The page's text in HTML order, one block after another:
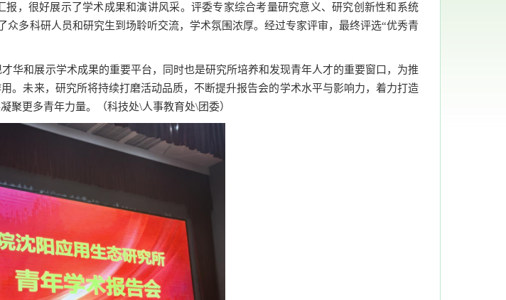
，很好展示了学术成果和演讲风采。评委专家综合考量研究意义、研究创新性和系统
多科研人员和研究生到场聆听交流，学术氛围浓厚。经过专家评审，最终评选“优秀青
华和展示学术成果的重要平台，同时也是研究所培养和发现青年人才的重要窗口，为推
。未来，研究所将持续打磨活动品质，不断提升报告会的学术水平与影响力，着力打造
聚更多青年力量。（科技处\人事教育处\团委）